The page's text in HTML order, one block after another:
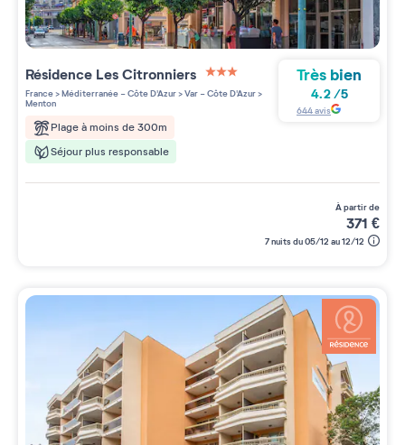
Résidence Les Citronniers
3 étoiles sur 5
France>Méditerranée - Côte D'Azur>Var - Côte D'Azur>
Menton
Plage à moins de 300m
Séjour plus responsable
Très bien
4.2/5
644avis
à partir de
371 €
7 nuits du 05/12 au 12/12